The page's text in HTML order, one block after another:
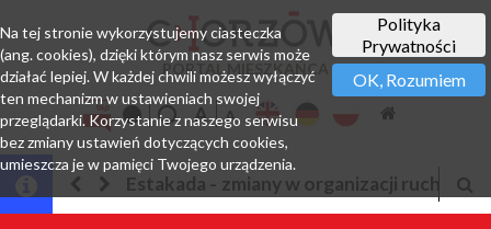
PORTAL MIESZKAŃCA
Estakada - zmiany w organizacji ruchu
Polityka
Prywatności
OK, Rozumiem
Na tej stronie wykorzystujemy ciasteczka
(ang. cookies), dzięki którym nasz serwis może
działać lepiej. W każdej chwili możesz wyłączyć
ten mechanizm w ustawieniach swojej
przeglądarki. Korzystanie z naszego serwisu
bez zmiany ustawień dotyczących cookies,
umieszcza je w pamięci Twojego urządzenia.